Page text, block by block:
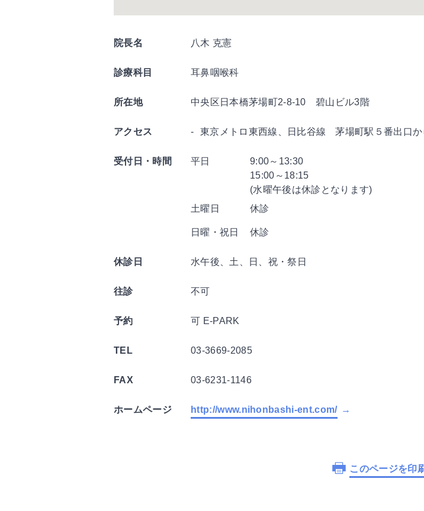
院長名 八木 克憲
診療科目 耳鼻咽喉科
所在地 中央区日本橋茅場町2-8-10 碧山ビル3階
アクセス 東京メトロ東西線、日比谷線 茅場町駅５番出口か
受付日・時間 平日
9:00～13:30
15:00～18:15
(水曜午後は休診となります)
土曜日
休診
日曜・祝日 休診
休診日 水午後、土、日、祝・祭日
往診 不可
予約 可 E-PARK
TEL 03-3669-2085
FAX 03-6231-1146
ホームページ http://www.nihonbashi-ent.com/
このページを印